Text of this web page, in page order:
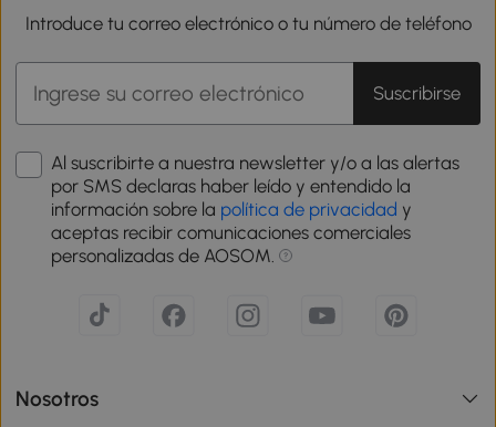
Introduce tu correo electrónico o tu número de teléfono
Suscribirse
Al suscribirte a nuestra newsletter y/o a las alertas
por SMS declaras haber leído y entendido la
información sobre la política de privacidad y
aceptas recibir comunicaciones comerciales
personalizadas de AOSOM.
Nosotros